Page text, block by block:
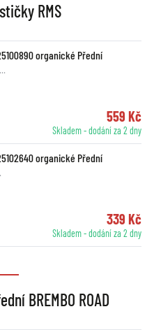
RMS
organické Přední
559 Kč
Skladem - dodání za 2 dny
organické Přední
339 Kč
Skladem - dodání za 2 dny
BREMBO ROAD